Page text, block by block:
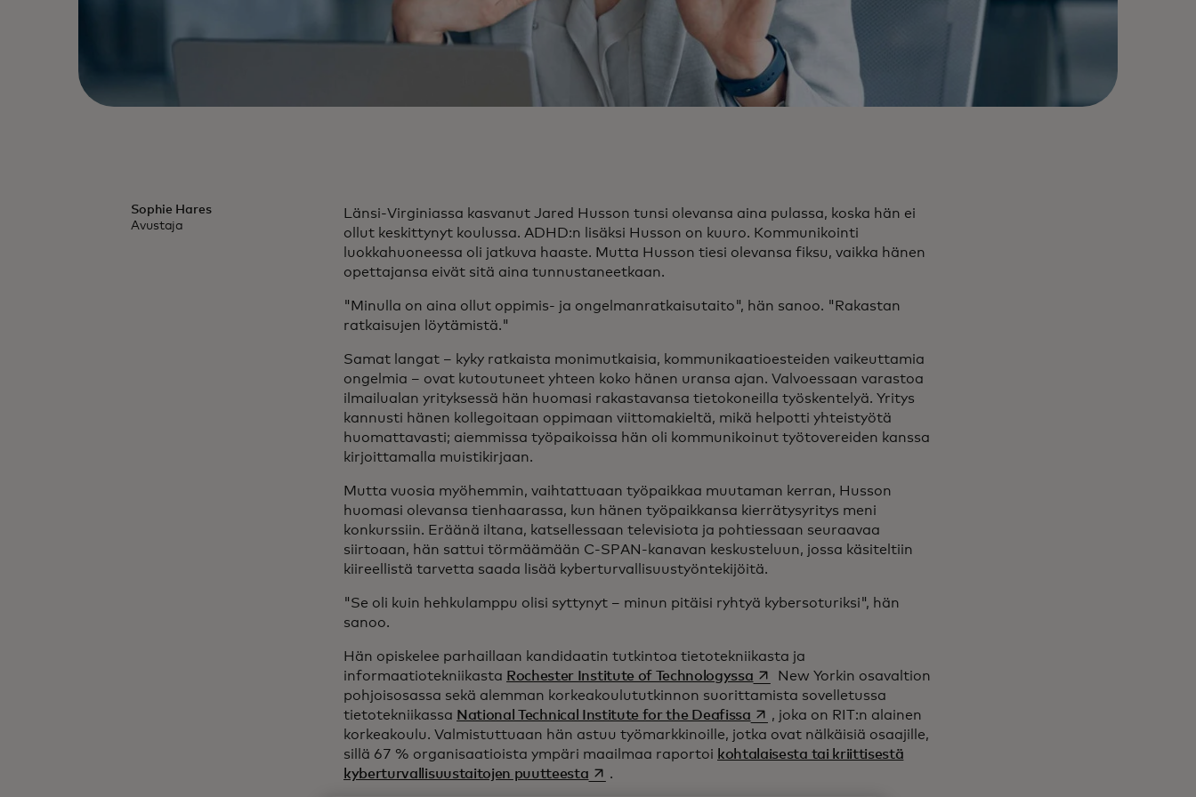
Sophie Hares
Avustaja
Länsi-Virginiassa kasvanut Jared Husson tunsi olevansa aina pulassa, koska hän ei
ollut keskittynyt koulussa. ADHD:n lisäksi Husson on kuuro. Kommunikointi
luokkahuoneessa oli jatkuva haaste. Mutta Husson tiesi olevansa fiksu, vaikka hänen
opettajansa eivät sitä aina tunnustaneetkaan.
"Minulla on aina ollut oppimis- ja ongelmanratkaisutaito", hän sanoo. "Rakastan
ratkaisujen löytämistä."
Samat langat – kyky ratkaista monimutkaisia, kommunikaatioesteiden vaikeuttamia
ongelmia – ovat kutoutuneet yhteen koko hänen uransa ajan. Valvoessaan varastoa
ilmailualan yrityksessä hän huomasi rakastavansa tietokoneilla työskentelyä. Yritys
kannusti hänen kollegoitaan oppimaan viittomakieltä, mikä helpotti yhteistyötä
huomattavasti; aiemmissa työpaikoissa hän oli kommunikoinut työtovereiden kanssa
kirjoittamalla muistikirjaan.
Mutta vuosia myöhemmin, vaihtattuaan työpaikkaa muutaman kerran, Husson
huomasi olevansa tienhaarassa, kun hänen työpaikkansa kierrätysyritys meni
konkurssiin. Eräänä iltana, katsellessaan televisiota ja pohtiessaan seuraavaa
siirtoaan, hän sattui törmäämään C-SPAN-kanavan keskusteluun, jossa käsiteltiin
kiireellistä tarvetta saada lisää kyberturvallisuustyöntekijöitä.
"Se oli kuin hehkulamppu olisi syttynyt – minun pitäisi ryhtyä kybersoturiksi", hän
sanoo.
Hän opiskelee parhaillaan kandidaatin tutkintoa tietotekniikasta ja
informaatiotekniikasta Rochester Institute of Technologyssaopens in a new tab
New Yorkin osavaltion
pohjoisosassa sekä alemman korkeakoulututkinnon suorittamista sovelletussa
tietotekniikassa National Technical Institute for the Deafissaopens in a new tab
, joka on RIT:n alainen
korkeakoulu. Valmistuttuaan hän astuu työmarkkinoille, jotka ovat nälkäisiä osaajille,
sillä 67 % organisaatioista ympäri maailmaa raportoi kohtalaisesta tai kriittisestä
kyberturvallisuustaitojen puutteestaopens in a new tab
.